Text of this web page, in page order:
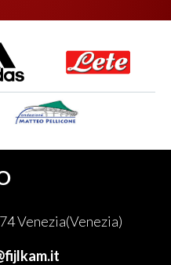
Venezia(Venezia)